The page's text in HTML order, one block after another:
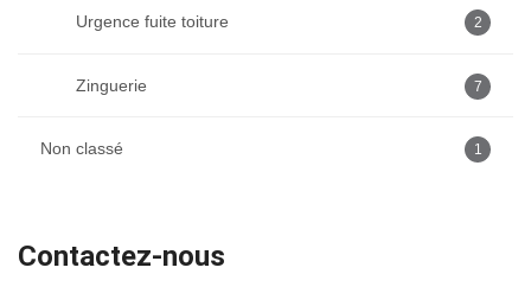
Urgence fuite toiture 2
Zinguerie 7
Non classé 1
Contactez-nous